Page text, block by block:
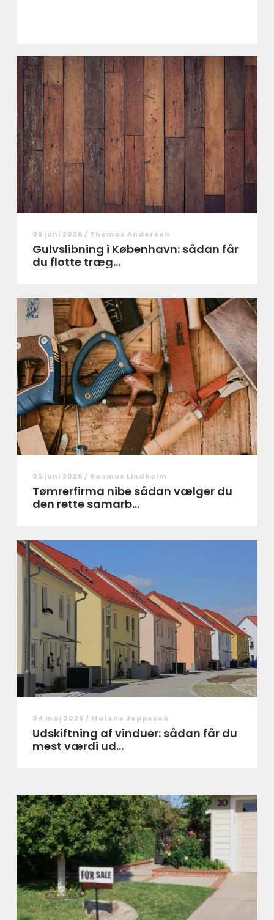
09 juni 2026 / Thomas Andersen
Gulvslibning i København: sådan får
du flotte træg...
05 juni 2026 / Rasmus Lindholm
Tømrerfirma nibe sådan vælger du
den rette samarb...
04 maj 2026 / Malene Jeppesen
Udskiftning af vinduer: sådan får du
mest værdi ud...